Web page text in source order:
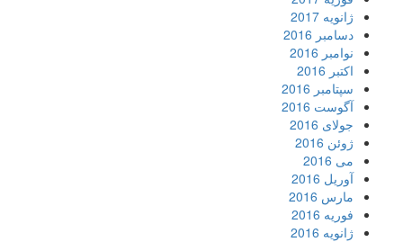
ژانویه 2017
دسامبر 2016
نوامبر 2016
اکتبر 2016
سپتامبر 2016
آگوست 2016
جولای 2016
ژوئن 2016
می 2016
آوریل 2016
مارس 2016
فوریه 2016
ژانویه 2016